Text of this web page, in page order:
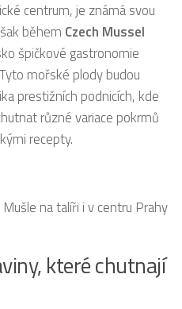
centrum, je známá svou
během Czech Mussel
špičkové gastronomie
mořské plody budou
prestižních podnicích, kde
různé variace pokrmů
recepty.
které chutnají